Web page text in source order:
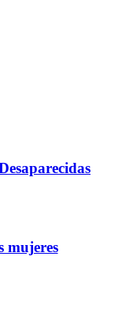
mujeres